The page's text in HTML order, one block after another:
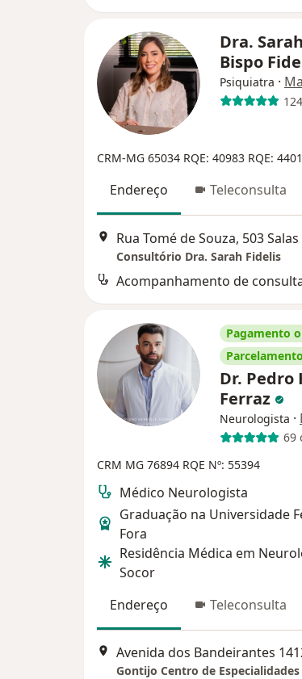
Dra.
Bispo
Psiquiatra ·
CRM-MG 65034 RQE: 40983 RQE:
Endereço Teleconsulta
Consultório Dra. Sarah Fidelis
Acompanhamento de
Pagamento
Dr. Pedro
Ferraz
Neurologista ·
69
CRM MG 76894 RQE Nº: 55394
Médico Neurologista
Graduação na Universidade
Fora
Residência Médica em
Socor
Endereço
Teleconsulta
Gontijo Centro de